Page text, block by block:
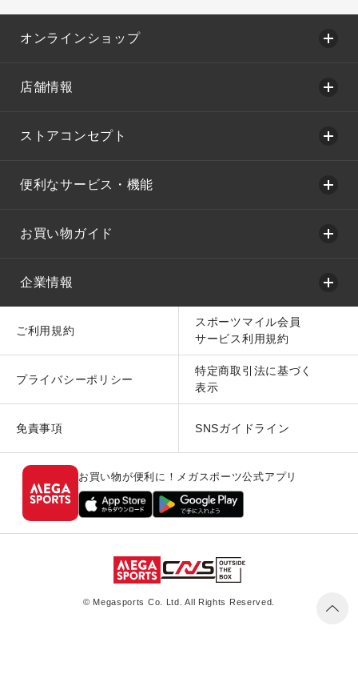
オンラインショップ
店舗情報
ストアコンセプト
便利なサービス・機能
お買い物ガイド
企業情報
ご利用規約
スポーツマイル会員
サービス利用規約
プライバシーポリシー
特定商取引法に基づく
表示
免責事項 SNSガイドライン
お買い物が便利に！メガスポーツ公式アプリ
© Megasports Co. Ltd. All Rights Reserved.